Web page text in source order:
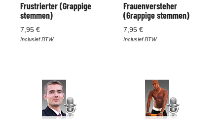
Frustrierter (Grappige
stemmen)
7,95 €
Inclusief BTW.
Frauenversteher
(Grappige stemmen)
7,95 €
Inclusief BTW.